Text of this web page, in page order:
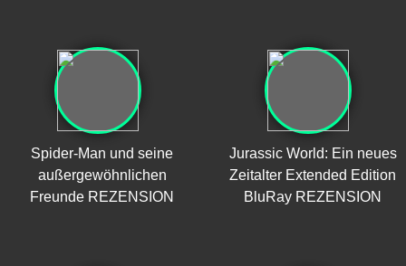
Spider-Man und seine
außergewöhnlichen
Freunde REZENSION
Jurassic World: Ein neues
Zeitalter Extended Edition
BluRay REZENSION